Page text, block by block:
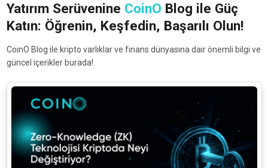
Yatırım Serüvenine CoinO Blog ile Güç
Katın: Öğrenin, Keşfedin, Başarılı Olun!
CoinO Blog ile kripto varlıklar ve finans dünyasına dair önemli bilgi ve
güncel içerikler burada!